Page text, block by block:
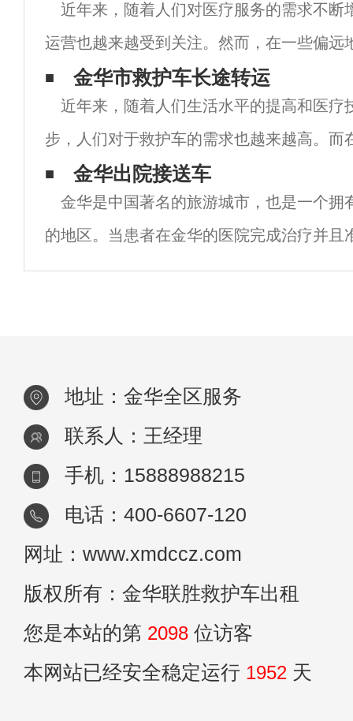
近年来，随着人们对医疗服务的需求不断
运营也越来越受到关注。然而，在一些偏远
车数量不足，或者救护车设备不够先进，导
得到救助。为了解决这一问题，一些救护车
金华市救护车长途转运
近年来，随着人们生活水平的提高和医疗
步，人们对于救护车的需求也越来越高。而
车长途转运已成为一项重要的服务，为病人
全、高效的转运服务。作为江苏省重要的交
金华出院接送车
金华是中国著名的旅游城市，也是一个拥
的地区。当患者在金华的医院完成治疗并且
院接送车成为了一个非常重要的问题。 金
地址：金华全区服务
联系人：王经理
手机：15888988215
电话：400-6607-120
网址：www.xmdccz.com
版权所有：金华联胜救护车出租
您是本站的第 2098 位访客
本网站已经安全稳定运行 1952 天